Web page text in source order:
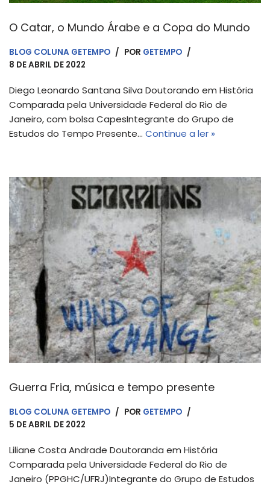
O Catar, o Mundo Árabe e a Copa do Mundo
BLOG COLUNA GETEMPO POR GETEMPO
8 DE ABRIL DE 2022
Diego Leonardo Santana Silva Doutorando em História
Comparada pela Universidade Federal do Rio de
Janeiro, com bolsa CapesIntegrante do Grupo de
Estudos do Tempo Presente… Continue a ler »
Guerra Fria, música e tempo presente
BLOG COLUNA GETEMPO POR GETEMPO
5 DE ABRIL DE 2022
Liliane Costa Andrade Doutoranda em História
Comparada pela Universidade Federal do Rio de
Janeiro (PPGHC/UFRJ)Integrante do Grupo de Estudos